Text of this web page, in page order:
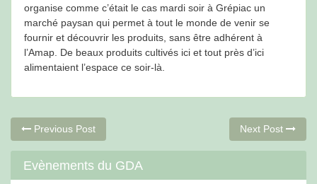
organise comme c’était le cas mardi soir à Grépiac un
marché paysan qui permet à tout le monde de venir se
fournir et découvrir les produits, sans être adhérent à
l’Amap. De beaux produits cultivés ici et tout près d’ici
alimentaient l’espace ce soir-là.
Navigation
de
l’article
Previous Post
post:
Next Post
Evènements du GDA